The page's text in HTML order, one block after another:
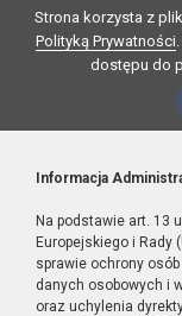
Strona korzysta z
Polityką Prywatności
dostępu do
Informacja
Na podstawie art. 13
Europejskiego i Rady
sprawie ochrony
danych osobowych i
oraz uchylenia